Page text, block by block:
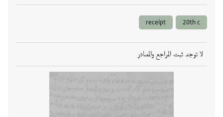
20th c
receipt
لا توجد ثبت المراجع والمصادر